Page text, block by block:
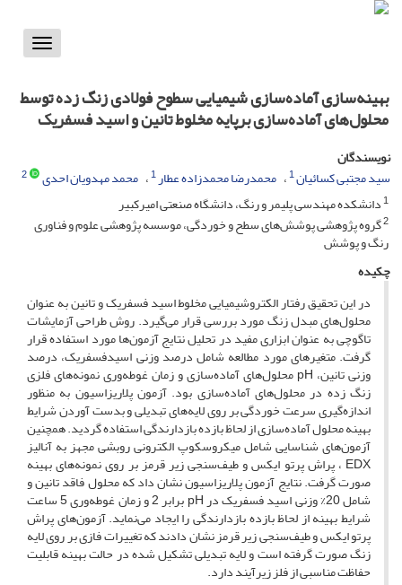
Toggle
بهینه‌سازی آماده‌سازی شیمیایی سطوح فولادی زنگ زده توسط
محلول‌های آماده‌سازی برپایه مخلوط تانین و اسید فسفریک
نویسندگان
سید مجتبی کسائیان1 محمدرضا محمدزاده عطار1 محمد مهدویان احدی
2
1دانشکده مهندسی پلیمر و رنگ، دانشگاه صنعتی امیرکبیر
2گروه پژوهشی پوشش‌های سطح و خوردگی، موسسه پژوهشی علوم و فناوری
رنگ و پوشش
چکیده
در این تحقیق رفتار الکتروشیمیایی مخلوط اسید فسفریک و تانین به عنوان
محلول‌های مبدل زنگ مورد بررسی قرار می‌گیرد. روش طراحی آزمایشات
تاگوچی به عنوان ابزاری مفید در تحلیل نتایج آزمون‌ها مورد استفاده قرار
گرفت. متغیرهای مورد مطالعه شامل درصد وزنی اسیدفسفریک، درصد
وزنی تانین، pH محلول‌های آماده‌سازی و زمان غوطه‌وری نمونه‌های فلزی
زنگ زده در محلول‌های آماده‌سازی بود. آزمون پلاریزاسیون به منظور
اندازه‌گیری سرعت خوردگی بر روی لایه‌های تبدیلی و بدست آوردن شرایط
بهینه محلول آماده‌سازی از لحاظ بازده بازدارندگی استفاده گردید. همچنین
آزمون‌های شناسایی شامل میکروسکوپ الکترونی روبشی مجهز به آنالیز
EDX ، پراش پرتو ایکس و طیف‌سنجی زیر قرمز بر روی نمونه‌های بهینه
صورت گرفت. نتایج آزمون پلاریزاسیون نشان داد که محلول فاقد تانین و
شامل 20% وزنی اسید فسفریک در pH برابر 2 و زمان غوطه‌وری 5 ساعت
شرایط بهینه از لحاظ بازده بازدارندگی را ایجاد می‌نماید. آزمون‌های پراش
پرتو ایکس و طیف‌سنجی زیر قرمز نشان دادند که تغییرات فازی بر روی لایه
زنگ صورت گرفته است و لایه تبدیلی تشکیل شده در حالت بهینه قابلیت
حفاظت مناسبی از فلز زیرآیند دارد.